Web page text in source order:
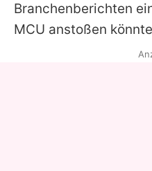
Branchenberichten
MCU anstoßen